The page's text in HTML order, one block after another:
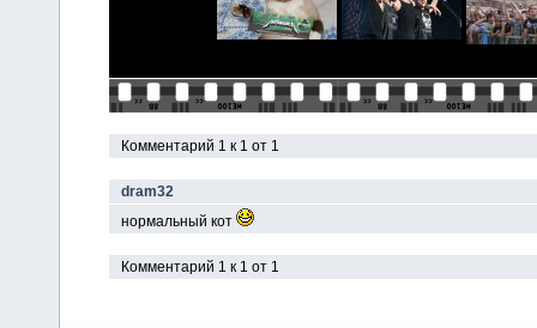
Комментарий 1 к 1 от 1
dram32
нормальный кот
Комментарий 1 к 1 от 1